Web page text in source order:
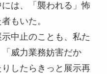
は、「襲われる」怖
もいた。
中止のことも、私た
威力業務妨害だか
したらきっと展示再